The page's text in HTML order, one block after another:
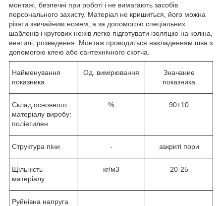
монтажі, безпечні при роботі і не вимагають засобів
персонального захисту. Матеріал не кришиться, його можна
різати звичайним ножем, а за допомогою спеціальних
шаблонів і кругових ножів легко підготувати ізоляцію на коліна,
вентилі, розведення. Монтаж проводиться накладенням шва з
допомогою клею або сантехнічного скотча.
Найменування
показника
Од. вимірювання
Значание
показника
Склад основного
матеріалу виробу:
поліетилен
% 90±10
Структура піни - закриті пори
Щільність
матеріалу
кг/м3 20-25
Руйнівна напруга